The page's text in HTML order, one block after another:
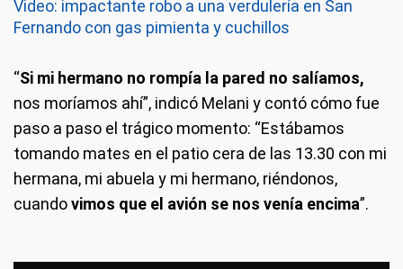
Video: impactante robo a una verdulería en San
Fernando con gas pimienta y cuchillos
“Si mi hermano no rompía la pared no salíamos,
nos moríamos ahí”, indicó Melani y contó cómo fue
paso a paso el trágico momento: “Estábamos
tomando mates en el patio cera de las 13.30 con mi
hermana, mi abuela y mi hermano, riéndonos,
cuandovimos que el avión se nos venía encima”.